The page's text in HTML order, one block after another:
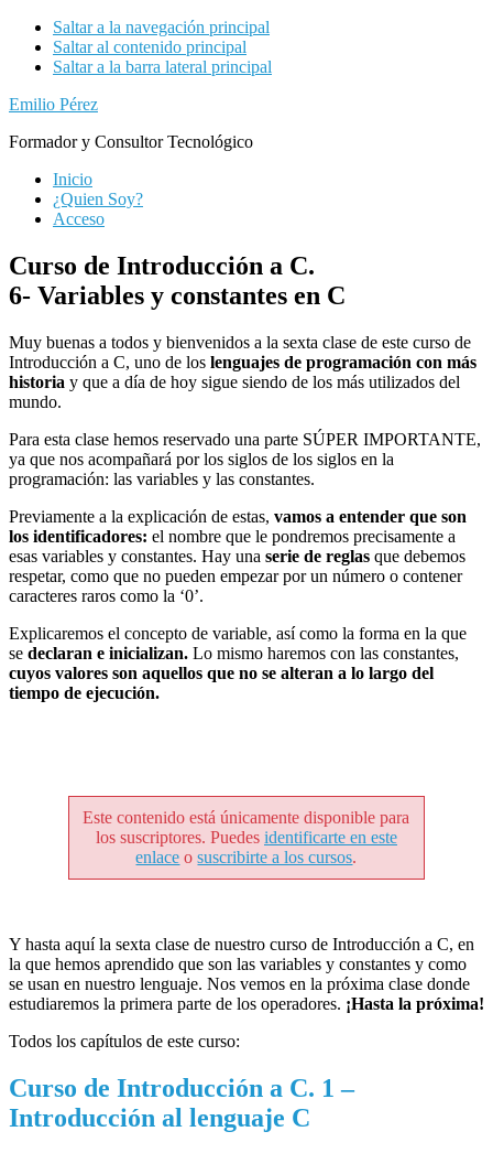
Saltar a la navegación principal
Saltar al contenido principal
Saltar a la barra lateral principal
Emilio Pérez
Formador y Consultor Tecnológico
Inicio
¿Quien Soy?
Acceso
Curso de Introducción a C.
6- Variables y constantes en C
Muy buenas a todos y bienvenidos a la sexta clase de este curso de
Introducción a C, uno de los lenguajes de programación con más
historia y que a día de hoy sigue siendo de los más utilizados del
mundo.
Para esta clase hemos reservado una parte SÚPER IMPORTANTE,
ya que nos acompañará por los siglos de los siglos en la
programación: las variables y las constantes.
Previamente a la explicación de estas, vamos a entender que son
los identificadores: el nombre que le pondremos precisamente a
esas variables y constantes. Hay una serie de reglas que debemos
respetar, como que no pueden empezar por un número o contener
caracteres raros como la ‘0’.
Explicaremos el concepto de variable, así como la forma en la que
se declaran e inicializan. Lo mismo haremos con las constantes,
cuyos valores son aquellos que no se alteran a lo largo del
tiempo de ejecución.
Este contenido está únicamente disponible para
los suscriptores. Puedes identificarte en este
enlace osuscribirte a los cursos.
Y hasta aquí la sexta clase de nuestro curso de Introducción a C, en
la que hemos aprendido que son las variables y constantes y como
se usan en nuestro lenguaje. Nos vemos en la próxima clase donde
estudiaremos la primera parte de los operadores. ¡Hasta la próxima!
Todos los capítulos de este curso:
Curso de Introducción a C. 1 –
Introducción al lenguaje C